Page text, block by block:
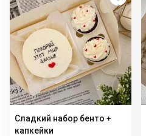
Сладкий набор бенто +
капкейки